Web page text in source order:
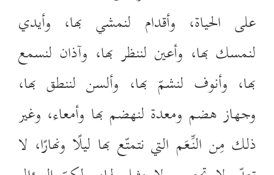
على الحياة، وأقدام لنمشي بها، وأيدي
لنمسك بها، وأعين لننظر بها، وآذان لنسمع
بها، وأنوف لنشمّ بها، وألسن لننطق بها،
وجهاز هضم ومعدة لنهضم بها وأمعاء، وغير
ذلك مِن النِّعَم التي نتمتّع بها ليلًا ونهارًا، لا